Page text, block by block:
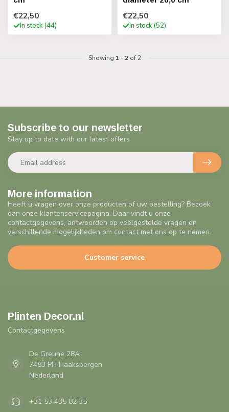
€22,50
In stock (44)
€22,50
In stock (52)
Showing 1 - 2of 2
More information
Heeft u vragen over onze producten of uw bestelling? Bezoek
dan onze klantenservicepagina. Daar vindt u onze
contactgegevens, antwoorden op veelgestelde vragen en
verschillende mogelijkheden om contact met ons op te nemen.
Customer service
Subscribe to our newsletter
Stay up to date with our latest offers
Plinten Decor.nl
Contactgegevens
De Greune 28A
7483 PH Haaksbergen
Nederland
+31 53 435 82 35